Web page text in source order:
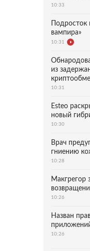
10:33
вампира»
10:31
из
10:31
Esteo
новый
10:30
Врач
гниению
10:28
Макгрегор
10:26
Назван
10:26